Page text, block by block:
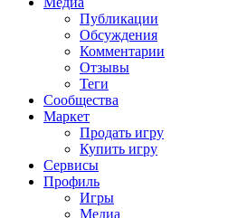
Публикации
Обсуждения
Комментарии
Отзывы
Теги
Сообщества
Маркет
Продать игру
Купить игру
Сервисы
Профиль
Игры
Медиа